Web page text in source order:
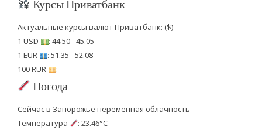
Курсы Приватбанк
Актуальные курсы валют Приватбанк: ($)
1 USD
: 44.50 - 45.05
1 EUR
: 51.35 - 52.08
100 RUR
: -
Погода
Сейчас в Запорожье переменная облачность
Температура
: 23.46°C